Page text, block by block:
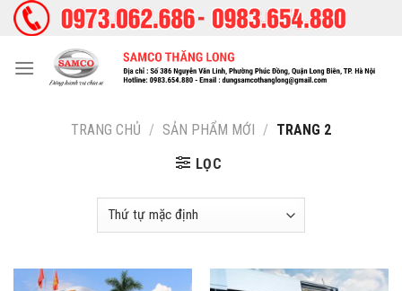
Skip
TRANG CHỦ / SẢN PHẨM MỚI / TRANG 2
LỌC